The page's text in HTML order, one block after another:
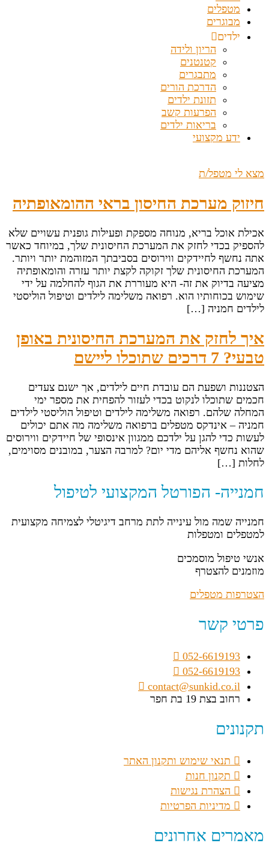
מטפלים
מבוגרים
ילדים
הריון ולידה
קטנטנים
מתבגרים
הדרכת הורים
תזונת ילדים
הפרעות קשב
בריאות ילדים
ידע מקצועי
מצא לי מטפל/ת
חיזוק מערכת החיסון בראי ההומאופתיה
אכילת אוכל בריא, מנוחה מספקת ופעילות גופנית עשויים שלא
להספיק בכדי לחזק את המערכת החיסונית שלך, במיוחד כאשר
אתה נחשף לחיידקים ווירוסים בסביבתך המזוהמת יותר ויותר.
המערכת החיסונית שלך זקוקה לקצת יותר עזרה והומאופתיה
מציעה בדיוק את זה- היא מעוררת את הגוף להחלמה על ידי
שימוש בכוחותיו הוא. רפואה משלימה לילדים וטיפול הוליסטי
לילדים חמניה […]
איך לחזק את המערכת החיסונית באופן
טבעי? 7 דרכים שתוכלו ליישם
הצטננות ושפעת הם עובדת חיים לילדים, אך ישנם צעדים
חכמים שתוכלו לנקוט בכדי לעזור להפחית את מספר ימי
המחלה שלהם. רפואה משלימה לילדים וטיפול הוליסטי לילדים
חמניה – אינדקס מטפלים ברפואה משלימה מה אתם יכולים
לעשות כדי להגן על ילדכם ממגוון אינסופי של חיידקים ווירוסים
שהוא נחשף אליהם מדי יום? למרבה הצער, במובנים מסוימים,
לחלות […]
חמנייה- הפורטל המקצועי לטיפול
חמנייה שמה מול עינייה לתת מרחב דיגיטלי לצמיחה מקצועית
למטפלים ומטפלות
אנשי טיפול מוסמכים
מוזמנים להצטרף
הצטרפות מטפלים
פרטי קשר
052-6619193
052-6619193
contact@sunkid.co.il
רחוב בצת 19 בת חפר
תקנונים
תנאי שימוש ותקנון האתר
תקנון חנות
הצהרת נגישות
מדיניות הפרטיות
מאמרים אחרונים